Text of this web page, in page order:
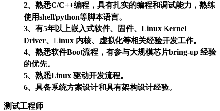
2、熟悉C/C++编程，具有扎实的编程和调试能力，熟练
使用shell/python等脚本语言。
3、有5年以上嵌入式软件、固件、Linux Kernel
Driver、Linux 内核、虚拟化等相关经验开发工作。
4、熟悉软件Boot流程，有参与大规模芯片bring-up 经验
的优先。
5、熟悉Linux 驱动开发流程。
6、具备系统方案设计和具有架构设计经验。
测试工程师